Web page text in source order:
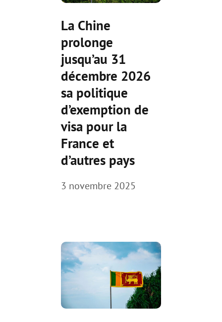
La Chine
prolonge
jusqu’au 31
décembre 2026
sa politique
d’exemption de
visa pour la
France et
d’autres pays
3 novembre 2025